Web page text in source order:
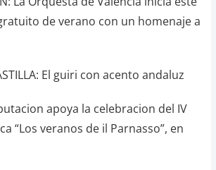
de verano con un homenaje a
El guiri con acento andaluz
apoya la celebracion del IV
“Los veranos de il Parnasso”, en